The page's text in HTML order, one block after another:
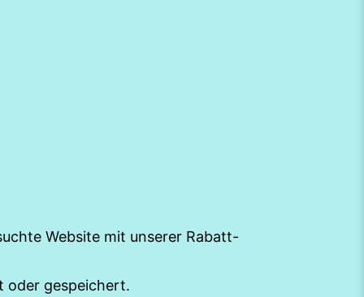
Website mit unserer Rabatt-
oder gespeichert.